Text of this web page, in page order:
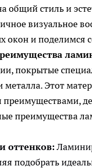
общий стиль и
визуальное
и поделимся
покрытые
металла. Этот
преимуществами,
преимущества
оттенков:
подобрать